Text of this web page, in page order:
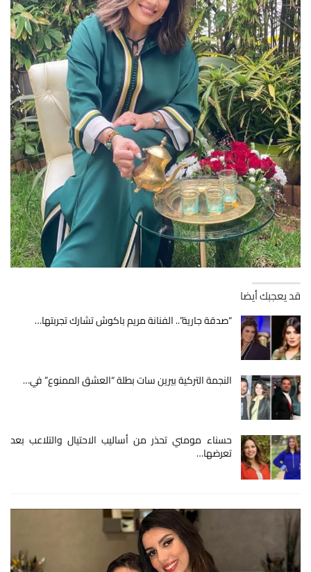
قد يعجبك أيضا
“صدقة جارية”.. الفنانة مريم باكوش تشارك تجربتها…
النجمة التركية بيرين سات بطلة “العشق الممنوع” في…
حسناء مومني تحذر من أساليب الاحتيال والتلاعب بعد
تعرضها…